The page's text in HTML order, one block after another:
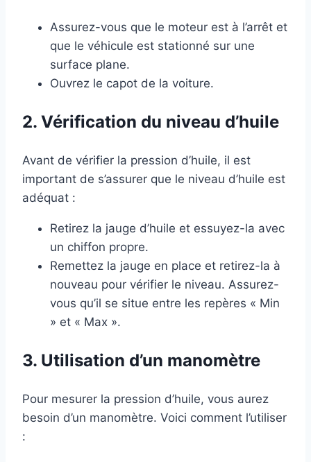
Assurez-vous que le moteur est à l’arrêt et
que le véhicule est stationné sur une
surface plane.
Ouvrez le capot de la voiture.
2. Vérification du niveau d’huile
Avant de vérifier la pression d’huile, il est
important de s’assurer que le niveau d’huile est
adéquat :
Retirez la jauge d’huile et essuyez-la avec
un chiffon propre.
Remettez la jauge en place et retirez-la à
nouveau pour vérifier le niveau. Assurez-
vous qu’il se situe entre les repères « Min
» et « Max ».
3. Utilisation d’un manomètre
Pour mesurer la pression d’huile, vous aurez
besoin d’un manomètre. Voici comment l’utiliser
: